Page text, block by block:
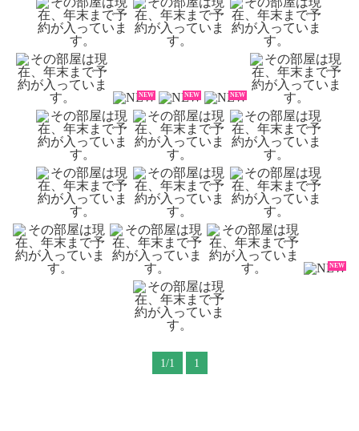
NEW NEW NEW
NEW
1/1 1